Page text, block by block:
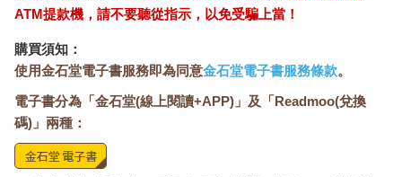
ATM提款機，請不要聽從指示，以免受騙上當！
購買須知：
使用金石堂電子書服務即為同意金石堂電子書服務條款。
電子書分為「金石堂(線上閱讀+APP)」及「Readmoo(兌換
碼)」兩種：